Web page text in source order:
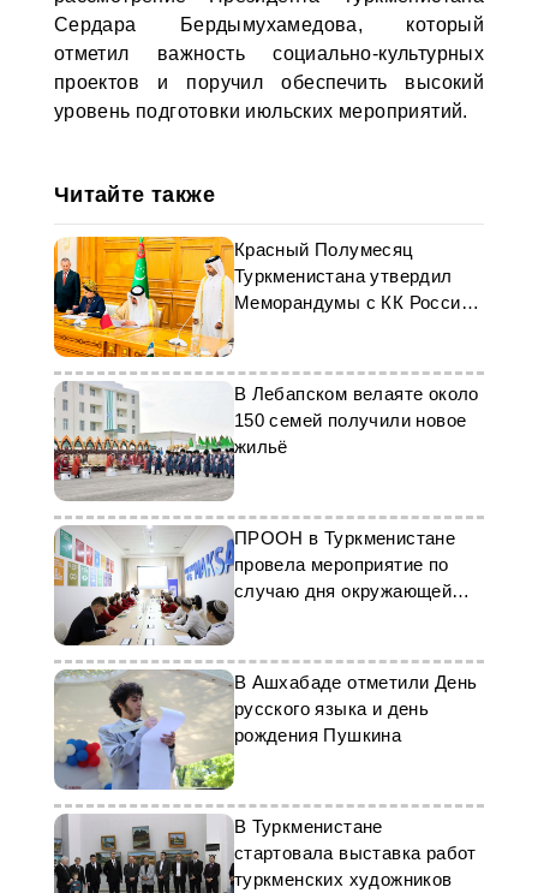
Сердара Бердымухамедова, который
отметил важность социально-культурных
проектов и поручил обеспечить высокий
уровень подготовки июльских мероприятий.
Читайте также
Красный Полумесяц
Туркменистана утвердил
Меморандумы с КК России
В Лебапском велаяте около
150 семей получили новое
жильё
ПРООН в Туркменистане
провела мероприятие по
случаю дня окружающей
В Ашхабаде отметили День
русского языка и день
рождения Пушкина
В Туркменистане
стартовала выставка работ
туркменских художников